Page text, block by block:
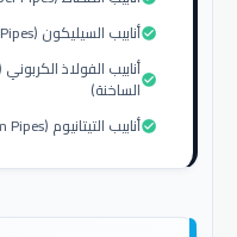
أنابيب السيليكون (Silicon Pipes)check_circle
الساخنة)check_circle
أنابيب التيتانيوم (Titanium Pipes) (للبيئات المسببة للتآكل)check_circle